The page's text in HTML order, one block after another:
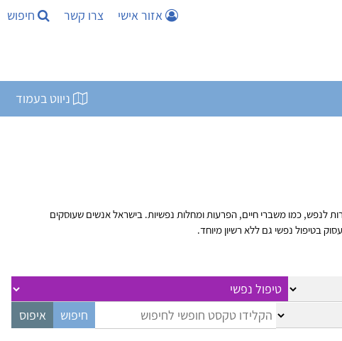
אזור אישי צרו קשר חיפוש
ניווט בעמוד
לנפש, כמו משברי חיים, הפרעות ומחלות נפשיות. בישראל אנשים שעוסקים
בטיפול נפשי גם ללא רשיון מיוחד.